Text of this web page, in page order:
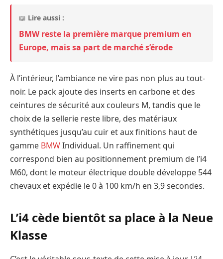
📖 Lire aussi :
BMW reste la première marque premium en
Europe, mais sa part de marché s’érode
À l’intérieur, l’ambiance ne vire pas non plus au tout-
noir. Le pack ajoute des inserts en carbone et des
ceintures de sécurité aux couleurs M, tandis que le
choix de la sellerie reste libre, des matériaux
synthétiques jusqu’au cuir et aux finitions haut de
gamme BMWIndividual. Un raffinement qui
correspond bien au positionnement premium de l’i4
M60, dont le moteur électrique double développe 544
chevaux et expédie le 0 à 100 km/h en 3,9 secondes.
L’i4 cède bientôt sa place à la Neue
Klasse